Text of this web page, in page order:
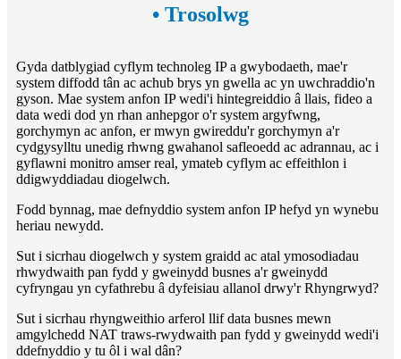
• Trosolwg
Gyda datblygiad cyflym technoleg IP a gwybodaeth, mae'r
system diffodd tân ac achub brys yn gwella ac yn uwchraddio'n
gyson. Mae system anfon IP wedi'i hintegreiddio â llais, fideo a
data wedi dod yn rhan anhepgor o'r system argyfwng,
gorchymyn ac anfon, er mwyn gwireddu'r gorchymyn a'r
cydgysylltu unedig rhwng gwahanol safleoedd ac adrannau, ac i
gyflawni monitro amser real, ymateb cyflym ac effeithlon i
ddigwyddiadau diogelwch.
Fodd bynnag, mae defnyddio system anfon IP hefyd yn wynebu
heriau newydd.
Sut i sicrhau diogelwch y system graidd ac atal ymosodiadau
rhwydwaith pan fydd y gweinydd busnes a'r gweinydd
cyfryngau yn cyfathrebu â dyfeisiau allanol drwy'r Rhyngrwyd?
Sut i sicrhau rhyngweithio arferol llif data busnes mewn
amgylchedd NAT traws-rwydwaith pan fydd y gweinydd wedi'i
ddefnyddio y tu ôl i wal dân?